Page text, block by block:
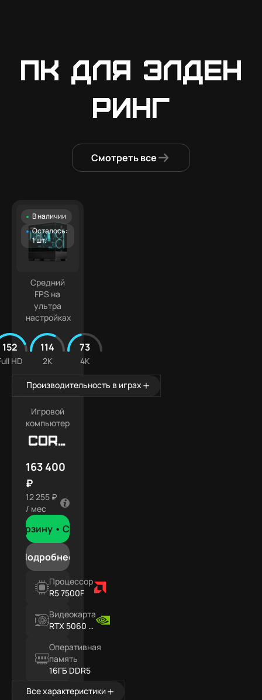
ПК для Элден
Ринг
Смотреть все
В наличии
Осталось:
1 шт.
Средний
FPS на
ультра
настройках
152
HD
114
2K
73
4K
Производительность в играх
Игровой
компьютер
Core
X7
163 400
₽
12 255 ₽
/ мес
В корзину • Сегодня
Подробнее
Процессор
R5 7500F
Видеокарта
RTX 5060 Ti
Оперативная
память
16ГБ DDR5
Все характеристики